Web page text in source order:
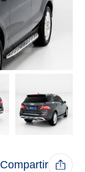
Compartir